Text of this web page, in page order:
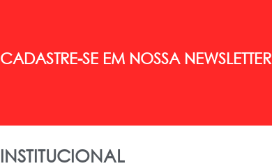
CADASTRE-SE EM NOSSA NEWSLETTER
INSTITUCIONAL